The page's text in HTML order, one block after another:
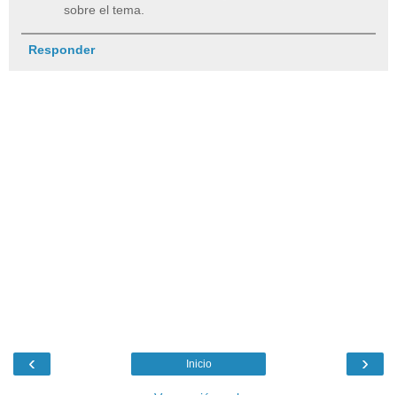
sobre el tema.
Responder
‹ ›
Inicio